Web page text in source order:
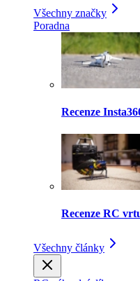
Všechny značky
Poradna
Recenze
Recenze RC
Všechny články